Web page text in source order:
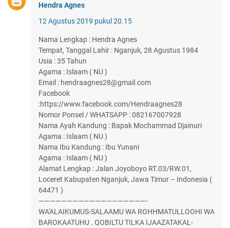
Hendra Agnes
12 Agustus 2019 pukul 20.15
Nama Lengkap : Hendra Agnes
Tempat, Tanggal Lahir : Nganjuk, 28 Agustus 1984
Usia : 35 Tahun
Agama : Islaam ( NU )
Email : hendraagnes28@gmail.com
Facebook
:https://www.facebook.com/Hendraagnes28
Nomor Ponsel / WHATSAPP : 082167007928
Nama Ayah Kandung : Bapak Mochammad Djainuri
Agama : Islaam ( NU )
Nama Ibu Kandung : Ibu Yunani
Agama : Islaam ( NU )
Alamat Lengkap : Jalan Joyoboyo RT.03/RW.01,
Loceret Kabupaten Nganjuk, Jawa Timur – Indonesia (
64471 )
———————————————————-
WA'ALAIKUMUS-SALAAMU WA ROHHMATULLOOHI WA
BAROKAATUHU . QOBILTU TILKA IJAAZATAKAL-